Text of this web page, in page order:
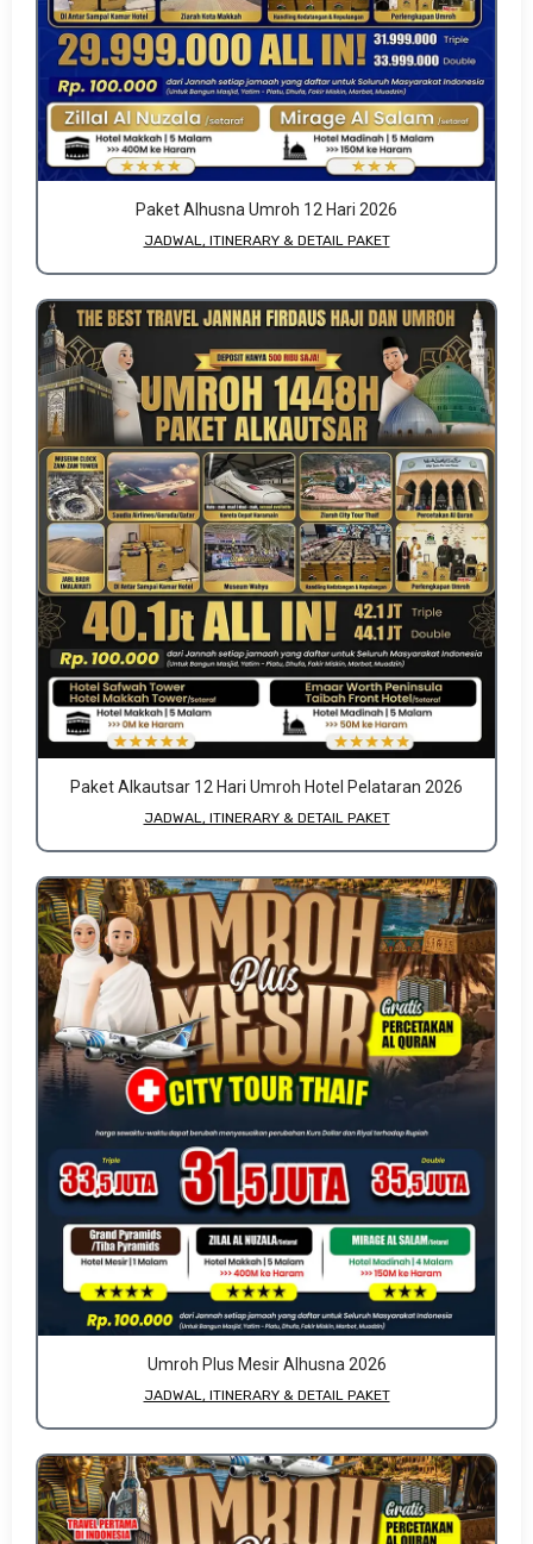
Paket Alhusna Umroh 12 Hari 2026
JADWAL, ITINERARY & DETAIL PAKET
Paket Alkautsar 12 Hari Umroh Hotel Pelataran 2026
JADWAL, ITINERARY & DETAIL PAKET
Umroh Plus Mesir Alhusna 2026
JADWAL, ITINERARY & DETAIL PAKET